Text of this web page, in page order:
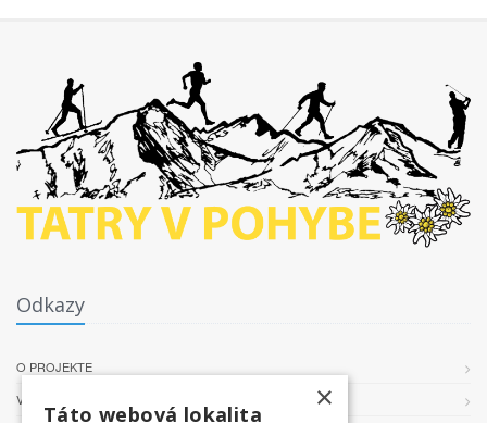
Odkazy
O PROJEKTE
VŠEOBECNÉ PODMIENKY
×
Táto webová lokalita